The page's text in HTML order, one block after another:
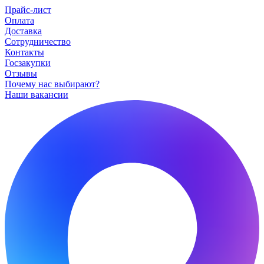
Прайс-лист
Оплата
Доставка
Сотрудничество
Контакты
Госзакупки
Отзывы
Почему нас выбирают?
Наши вакансии